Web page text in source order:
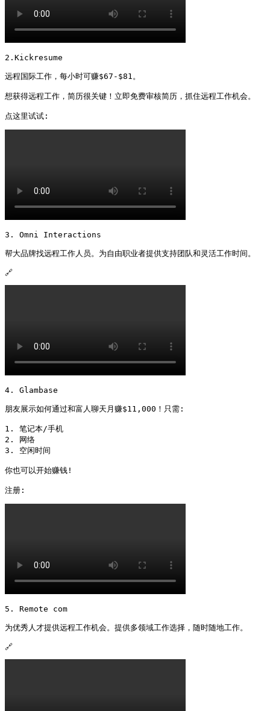
2.Kickresume
远程国际工作，每小时可赚$67-$81。
想获得远程工作，简历很关键！立即免费审核简历，抓住远程工作机会。
点这里试试:
3. Omni Interactions
帮大品牌找远程工作人员。为自由职业者提供支持团队和灵活工作时间。
🔗
4. Glambase
朋友展示如何通过和富人聊天月赚$11,000！只需:
1. 笔记本/手机
2. 网络
3. 空闲时间
你也可以开始赚钱!
注册:
5. Remote com
为优秀人才提供远程工作机会。提供多领域工作选择，随时随地工作。
🔗